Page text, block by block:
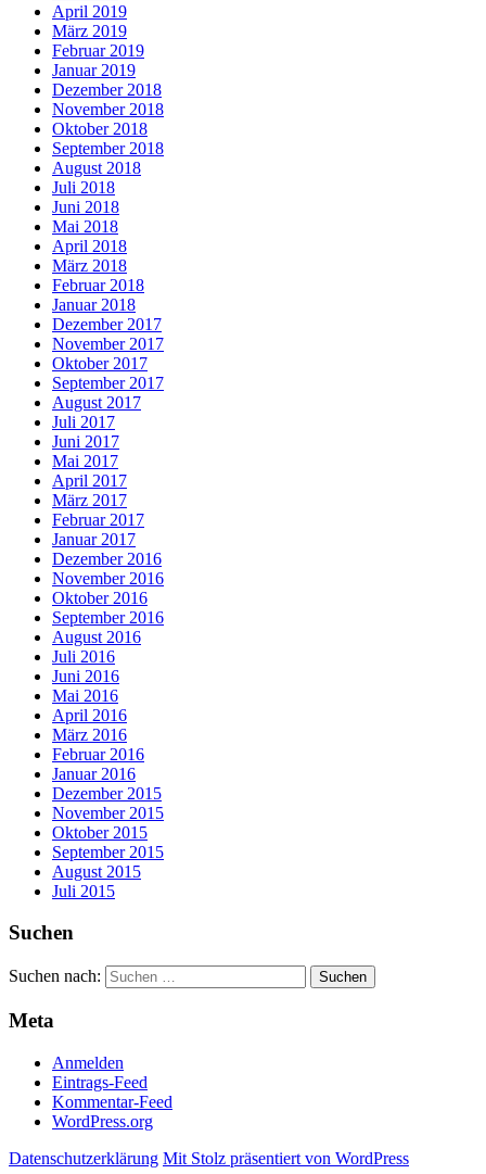
April 2019
März 2019
Februar 2019
Januar 2019
Dezember 2018
November 2018
Oktober 2018
September 2018
August 2018
Juli 2018
Juni 2018
Mai 2018
April 2018
März 2018
Februar 2018
Januar 2018
Dezember 2017
November 2017
Oktober 2017
September 2017
August 2017
Juli 2017
Juni 2017
Mai 2017
April 2017
März 2017
Februar 2017
Januar 2017
Dezember 2016
November 2016
Oktober 2016
September 2016
August 2016
Juli 2016
Juni 2016
Mai 2016
April 2016
März 2016
Februar 2016
Januar 2016
Dezember 2015
November 2015
Oktober 2015
September 2015
August 2015
Juli 2015
Suchen
Suchen nach:
Meta
Anmelden
Eintrags-Feed
Kommentar-Feed
WordPress.org
Datenschutzerklärung Mit Stolz präsentiert von WordPress